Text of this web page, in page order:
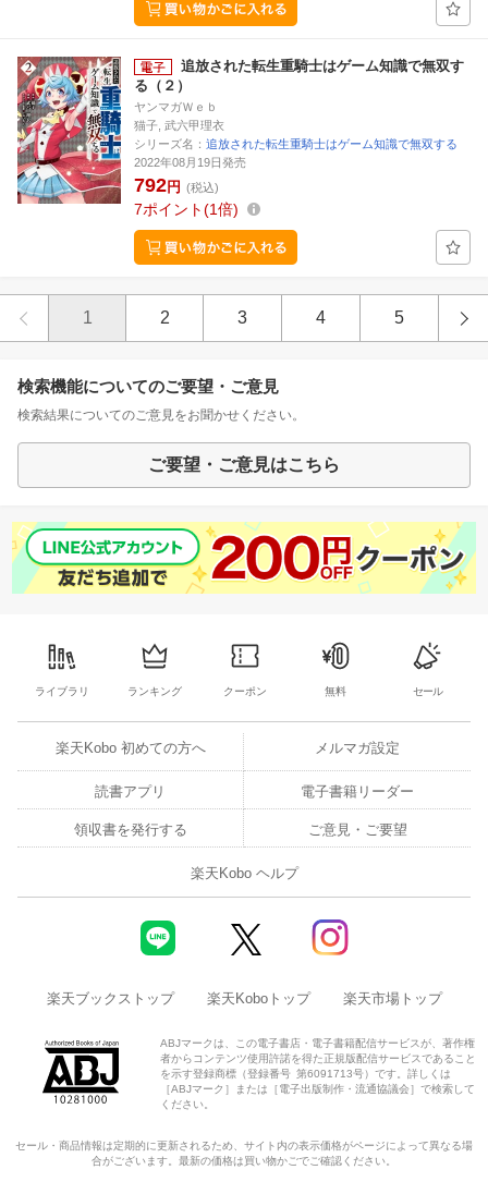
追放された転生重騎士はゲーム知識で無双す
る（２）
ヤンマガＷｅｂ
猫子, 武六甲理衣
シリーズ名： 追放された転生重騎士はゲーム知識で無双する
2022年08月19日発売
792円 (税込)
7ポイント 1倍
1 2 3 4 5
検索機能についてのご要望・ご意見
検索結果についてのご意見をお聞かせください。
ご要望・ご意見はこちら
ライブラリ ランキング クーポン 無料 セール
楽天Kobo 初めての方へ メルマガ設定
読書アプリ 電子書籍リーダー
領収書を発行する ご意見・ご要望
楽天Kobo ヘルプ
楽天ブックストップ 楽天Koboトップ 楽天市場トップ
ABJマークは、この電子書店・電子書籍配信サービスが、著作権
者からコンテンツ使用許諾を得た正規版配信サービスであること
を示す登録商標（登録番号 第6091713号）です。詳しくは
［ABJマーク］または［電子出版制作・流通協議会］で検索して
ください。
セール・商品情報は定期的に更新されるため、サイト内の表示価格がページによって異なる場
合がございます。最新の価格は買い物かごでご確認ください。